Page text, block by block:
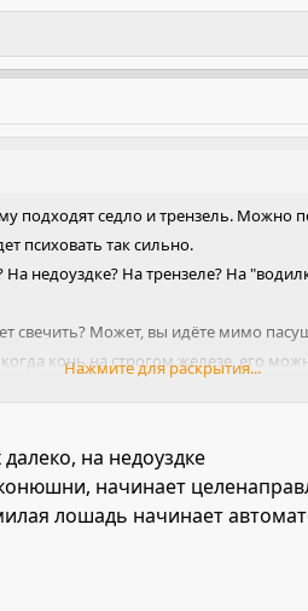
подходят седло и трензель.
психовать так сильно.
недоуздке? На трензеле? На
свечить? Может, вы идёте мимо
конь на строгом железе, его
ест её у себя в деннике, это
Нажмите для раскрытия...
на недоуздке
начинает
лошадь начинает